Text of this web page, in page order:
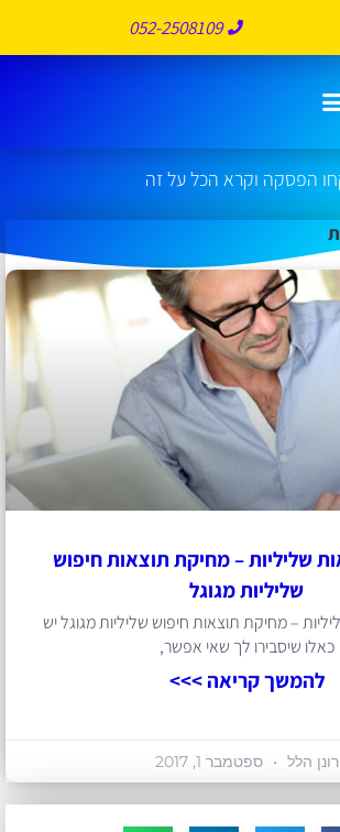
052-2508109
הפסקה וקרא הכל על זה
שליליות – מחיקת תוצאות חיפוש
שליליות מגוגל
– מחיקת תוצאות חיפוש שליליות מגוגל יש
כאלו שיסבירו לך שאי אפשר,
להמשך קריאה >>>
רונן הלל ספטמבר 1, 2017